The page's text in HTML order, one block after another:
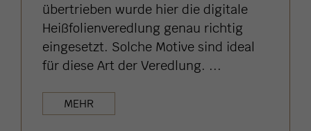
übertrieben wurde hier die digitale
Heißfolienveredlung genau richtig
eingesetzt. Solche Motive sind ideal
für diese Art der Veredlung. ...
MEHR